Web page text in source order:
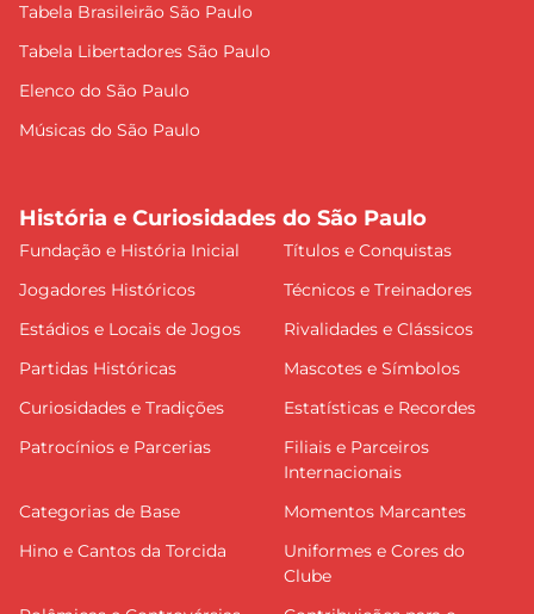
Tabela Brasileirão São Paulo
Tabela Libertadores São Paulo
Elenco do São Paulo
Músicas do São Paulo
História e Curiosidades do São Paulo
Fundação e História Inicial
Títulos e Conquistas
Jogadores Históricos
Técnicos e Treinadores
Estádios e Locais de Jogos
Rivalidades e Clássicos
Partidas Históricas
Mascotes e Símbolos
Curiosidades e Tradições
Estatísticas e Recordes
Patrocínios e Parcerias
Filiais e Parceiros
Internacionais
Categorias de Base
Momentos Marcantes
Hino e Cantos da Torcida
Uniformes e Cores do
Clube